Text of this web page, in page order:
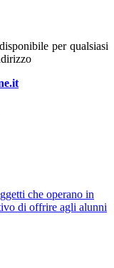
per qualsiasi
che operano in
di offrire agli alunni